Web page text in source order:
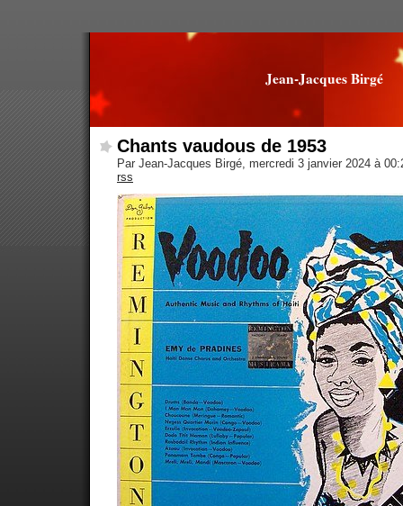
Jean-Jacques Birgé
Chants vaudous de 1953
Par Jean-Jacques Birgé, mercredi 3 janvier 2024 à
rss